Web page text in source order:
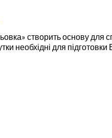
створить основу для
необхідні для